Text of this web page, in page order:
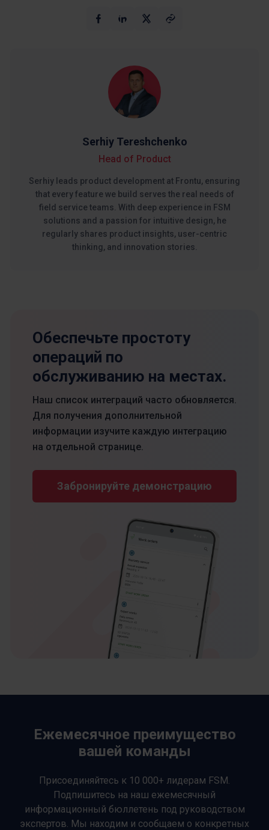
Serhiy Tereshchenko
Head of Product
Serhiy leads product development at Frontu, ensuring
that every feature we build serves the real needs of
field service teams. With deep experience in FSM
solutions and a passion for intuitive design, he
regularly shares product insights, user-centric
thinking, and innovation stories.
Обеспечьте простоту
операций по
обслуживанию на местах.
Наш список интеграций часто обновляется.
Для получения дополнительной
информации изучите каждую интеграцию
на отдельной странице.
Забронируйте демонстрацию
Ежемесячное преимущество
вашей команды
Присоединяйтесь к 10 000+ лидерам FSM.
Подпишитесь на наш ежемесячный
информационный бюллетень под руководством
экспертов. Мы находим и сообщаем о конкретных